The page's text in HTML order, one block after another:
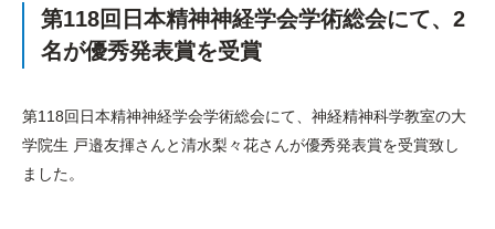
第118回日本精神神経学会学術総会にて、2
名が優秀発表賞を受賞
第118回日本精神神経学会学術総会にて、神経精神科学教室の大
学院生 戸邉友揮さんと清水梨々花さんが優秀発表賞を受賞致し
ました。